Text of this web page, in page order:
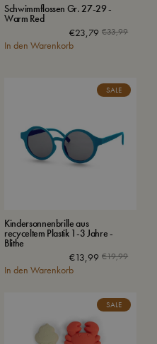
Schwimmflossen Gr. 27-29 -
Warm Red
€33,99
€23,79
In den Warenkorb
SALE
Kindersonnenbrille aus
recyceltem Plastik 1-3 Jahre -
Blithe
€19,99
€13,99
In den Warenkorb
SALE